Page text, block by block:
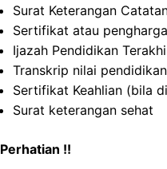
Surat Keterangan
Sertifikat atau
Ijazah Pendidikan
Transkrip nilai
Sertifikat Keahlian (bila
Surat keterangan sehat
Perhatian !!